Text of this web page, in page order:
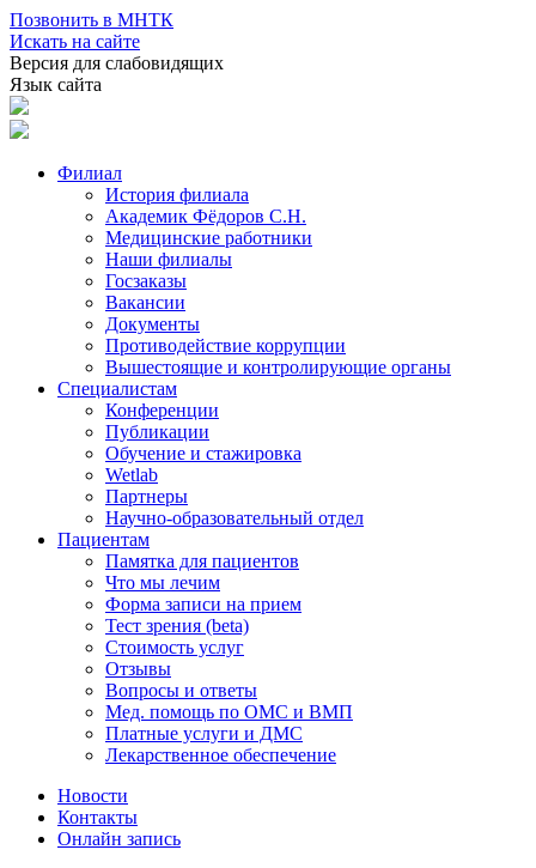
Позвонить в МНТК
Искать на сайте
Версия для слабовидящих
Язык сайта
Филиал
История филиала
Академик Фёдоров С.Н.
Медицинские работники
Наши филиалы
Госзаказы
Вакансии
Документы
Противодействие коррупции
Вышестоящие и контролирующие органы
Специалистам
Конференции
Публикации
Обучение и стажировка
Wetlab
Партнеры
Научно-образовательный отдел
Пациентам
Памятка для пациентов
Что мы лечим
Форма записи на прием
Тест зрения (beta)
Стоимость услуг
Отзывы
Вопросы и ответы
Мед. помощь по ОМС и ВМП
Платные услуги и ДМС
Лекарственное обеспечение
Новости
Контакты
Онлайн запись